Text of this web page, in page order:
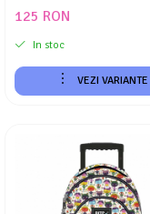
125 RON
In stoc
VEZI VARIANTE